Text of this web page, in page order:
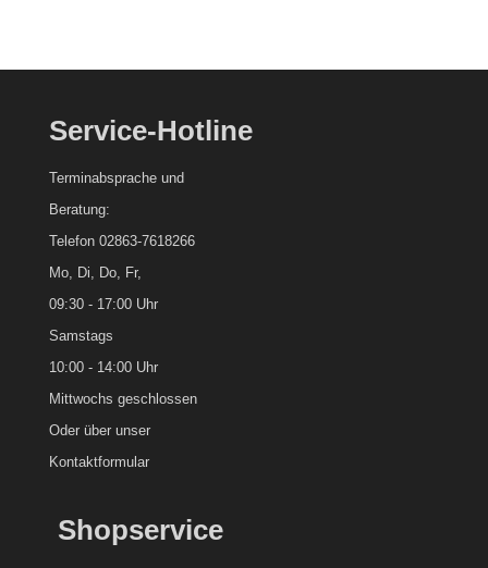
Service-Hotline
Terminabsprache und
Beratung:
Telefon 02863-7618266
Mo, Di, Do, Fr,
09:30 - 17:00 Uhr
Samstags
10:00 - 14:00 Uhr
Mittwochs geschlossen
Oder über unser
Kontaktformular
Shopservice